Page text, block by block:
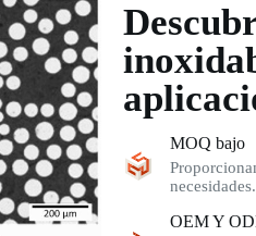
MOQ bajo
necesidades.
OEM Y